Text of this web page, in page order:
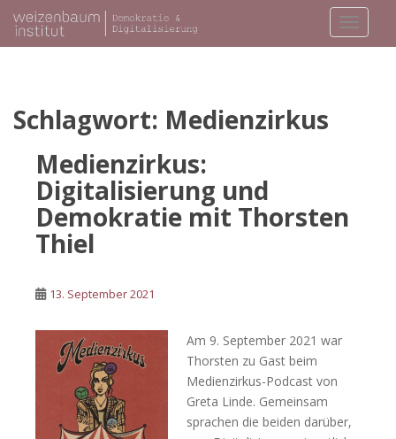
i
Schlagwort: Medienzirkus
Medienzirkus:
Digitalisierung und
Demokratie mit Thorsten
Thiel
13. September 2021
Am 9. September 2021 war
Thorsten zu Gast beim
Medienzirkus-Podcast von
Greta Linde. Gemeinsam
sprachen die beiden darüber,